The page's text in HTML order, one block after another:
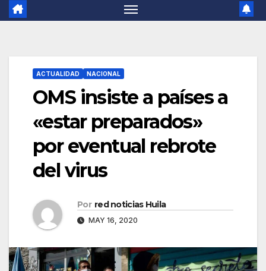
ACTUALIDAD NACIONAL
OMS insiste a países a
«estar preparados»
por eventual rebrote
del virus
Por red noticias Huila
MAY 16, 2020